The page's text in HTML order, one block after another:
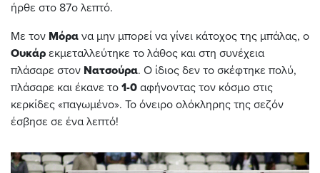
ήρθε στο 87ο λεπτό.
Με τον Μόρα να μην μπορεί να γίνει κάτοχος της μπάλας, ο
Ουκάρ εκμεταλλεύτηκε το λάθος και στη συνέχεια
πλάσαρε στον Νατσούρα. Ο ίδιος δεν το σκέφτηκε πολύ,
πλάσαρε και έκανε το 1-0 αφήνοντας τον κόσμο στις
κερκίδες «παγωμένο». Το όνειρο ολόκληρης της σεζόν
έσβησε σε ένα λεπτό!